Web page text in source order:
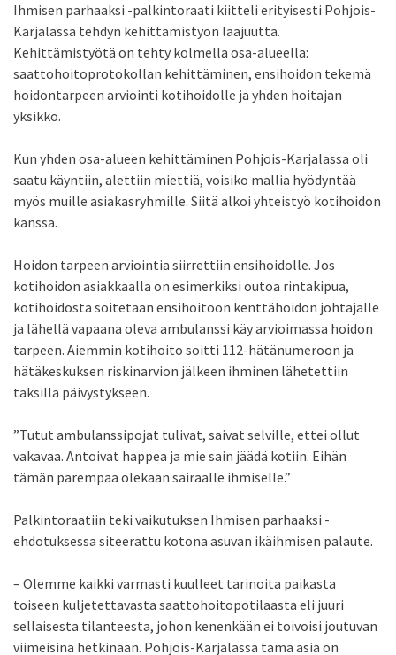
Ihmisen parhaaksi -palkintoraati kiitteli erityisesti Pohjois-
Karjalassa tehdyn kehittämistyön laajuutta.
Kehittämistyötä on tehty kolmella osa-alueella:
saattohoitoprotokollan kehittäminen, ensihoidon tekemä
hoidontarpeen arviointi kotihoidolle ja yhden hoitajan
yksikkö.
Kun yhden osa-alueen kehittäminen Pohjois-Karjalassa oli
saatu käyntiin, alettiin miettiä, voisiko mallia hyödyntää
myös muille asiakasryhmille. Siitä alkoi yhteistyö kotihoidon
kanssa.
Hoidon tarpeen arviointia siirrettiin ensihoidolle. Jos
kotihoidon asiakkaalla on esimerkiksi outoa rintakipua,
kotihoidosta soitetaan ensihoitoon kenttähoidon johtajalle
ja lähellä vapaana oleva ambulanssi käy arvioimassa hoidon
tarpeen. Aiemmin kotihoito soitti 112-hätänumeroon ja
hätäkeskuksen riskinarvion jälkeen ihminen lähetettiin
taksilla päivystykseen.
”Tutut ambulanssipojat tulivat, saivat selville, ettei ollut
vakavaa. Antoivat happea ja mie sain jäädä kotiin. Eihän
tämän parempaa olekaan sairaalle ihmiselle.”
Palkintoraatiin teki vaikutuksen Ihmisen parhaaksi -
ehdotuksessa siteerattu kotona asuvan ikäihmisen palaute.
– Olemme kaikki varmasti kuulleet tarinoita paikasta
toiseen kuljetettavasta saattohoitopotilaasta eli juuri
sellaisesta tilanteesta, johon kenenkään ei toivoisi joutuvan
viimeisinä hetkinään. Pohjois-Karjalassa tämä asia on